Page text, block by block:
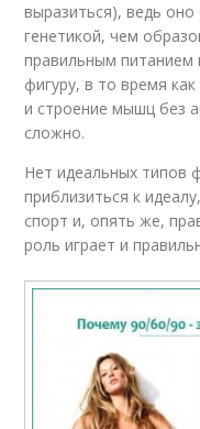
выразиться), ведь
генетикой, чем
правильным
фигуру, в то время
и строение мышц без
сложно.
Нет идеальных типов
приблизиться к
спорт и, опять же,
роль играет и